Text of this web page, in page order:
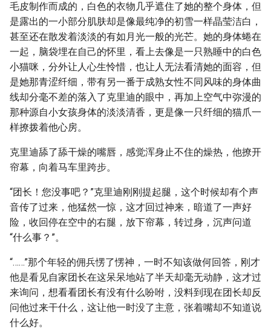
毛皮制作而成的，白色的衣物几乎遮住了她的整个身体，但
是露出的一小部分肌肤却是像最纯净的初雪一样晶莹洁白，
甚至还在散发着淡淡的有如月光一般的光芒。她的身体蜷在
一起，脑袋埋在自己的怀里，看上去像是一只熟睡中的白色
小猫咪，分外让人心生怜惜，也让人无法看清她的面容，但
是她那青涩纤细，带有另一番于成熟女性不同风味的身体曲
线却分毫不差的落入了克里迪的眼中，再加上空气中弥漫的
那种源自小女孩身体的淡淡清香，更是像一只纤细的猫爪一
样撩拨着他心房。
克里迪舔了舔干燥的嘴唇，感觉浑身止不住的燥热，他撩开
帘幕，向着马车里跨步。
“团长！您没事吧？”克里迪刚刚提起腿，这个时候却有个声
音传了过来，他猛然一惊，这才回过神来，暗道了一声好
险，收回停在空中的右腿，放下帘幕，转过身，沉声问道
“什么事？”。
“……”那个年轻的佣兵愣了愣神，一时不知该做何回答，刚才
他是看见自家团长在这呆呆地站了半天却毫无动静，这才过
来询问，想看看团长有没有什么吩咐，没料到现在团长却反
问他过来干什么，这让他一时没了主意，张着嘴却不知道说
什么好。